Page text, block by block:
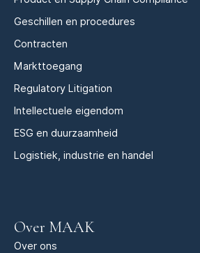
Geschillen en procedures
Contracten
Markttoegang
Regulatory Litigation
Intellectuele eigendom
ESG en duurzaamheid
Logistiek, industrie en handel
Over MAAK
Over ons